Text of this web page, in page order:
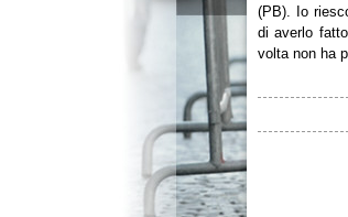
(PB). Io
di averlo
volta non ha